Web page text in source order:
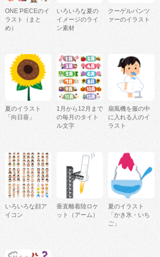
ONE PIECEのイ
ラスト（まと
め）
いろいろな夏の
イメージのライ
ン素材
クーゲルパンツ
ァーのイラスト
夏のイラスト
「向日葵」
1月から12月まで
の毎月のタイト
ル文字
扇風機を服の中
に入れる人のイ
ラスト
いろいろな顔ア
イコン
垂直離着陸ロケ
ット（アーム）
夏のイラスト
「かき氷・いち
ご」